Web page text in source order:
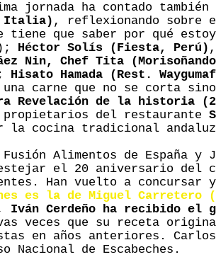
jornada ha contado
Italia) , reflexionando sobre
tiene que saber por qué
Héctor Solís (Fiesta, Perú)
Nin, Chef Tita
Hisato Hamada (Rest.
una carne que no se corta
Revelación de la historia
del restaurante
la cocina tradicional
Fusión Alimentos de España
el 20 aniversario del
Han vuelto a concursar
es la de Miguel Carretero
Iván Cerdeño ha recibido el
veces que su receta
en años anteriores.
Nacional de Escabeches.